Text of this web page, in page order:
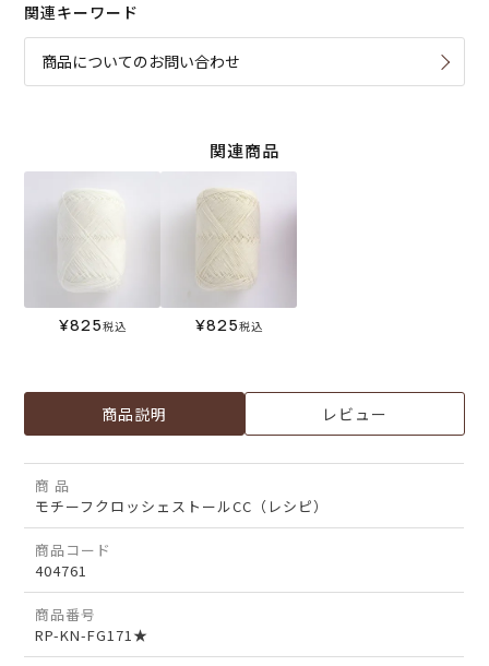
関連キーワード
商品についてのお問い合わせ
関連商品
¥825税込 ¥825税込
商品説明 レビュー
商 品
モチーフクロッシェストールCC（レシピ）
商品コード
404761
商品番号
RP-KN-FG171★